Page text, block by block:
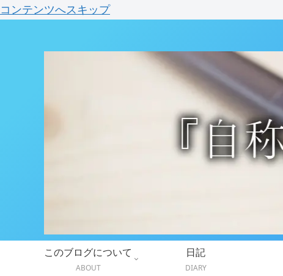
コンテンツへスキップ
このブログについて
ABOUT
日記
DIARY